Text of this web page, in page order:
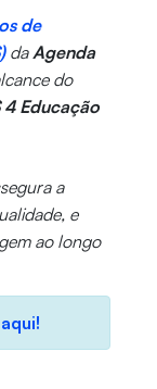
de
daAgenda
do
4 Educação
a
e
ao longo